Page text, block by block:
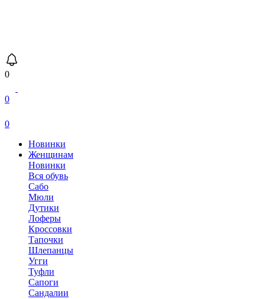
0
0
0
Новинки
Женщинам
Новинки
Вся обувь
Сабо
Мюли
Дутики
Лоферы
Кроссовки
Тапочки
Шлепанцы
Угги
Туфли
Сапоги
Сандалии